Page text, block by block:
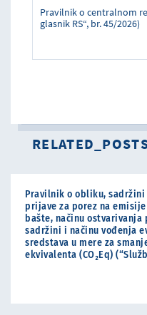
Pravilnik o centralnom
glasnik RS“, br. 45/2026)
Pravilnik o obliku,
prijave za porez na
bašte, načinu
sadržini i načinu vođenja
sredstava u mere za
ekvivalenta (CO₂Eq)